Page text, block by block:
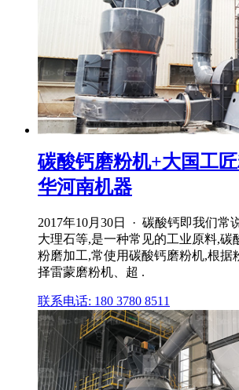
碳酸钙磨粉机+大国工
华河南机器
2017年10月30日 · 碳酸钙即我们常
大理石等,是一种常见的工业原料,碳
粉磨加工,常使用碳酸钙磨粉机,根据
择雷蒙磨粉机、超 .
联系电话: 180 3780 8511